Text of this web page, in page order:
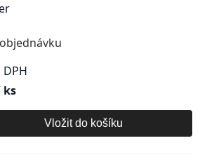
DPH
ks